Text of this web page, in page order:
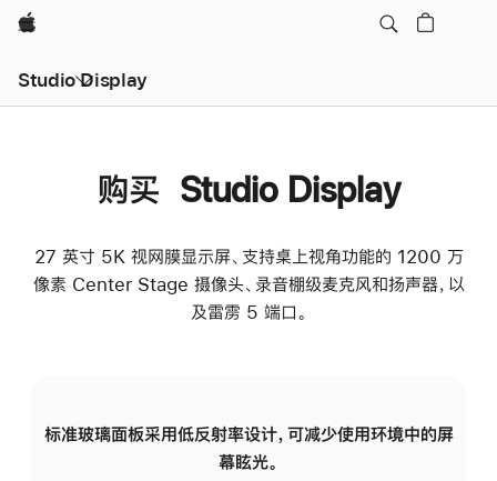
Apple
Studio Display
购买 Studio Display
27 英寸 5K 视网膜显示屏、支持桌上视角功能的 1200 万
像素 Center Stage 摄像头、录音棚级麦克风和扬声器，以
及雷雳 5 端口。
标准玻璃面板采用低反射率设计，可减少使用环境中的屏
幕眩光。